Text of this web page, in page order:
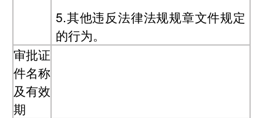
5.其他违反法律法规规章文件规定
的行为。
审批证
件名称
及有效
期